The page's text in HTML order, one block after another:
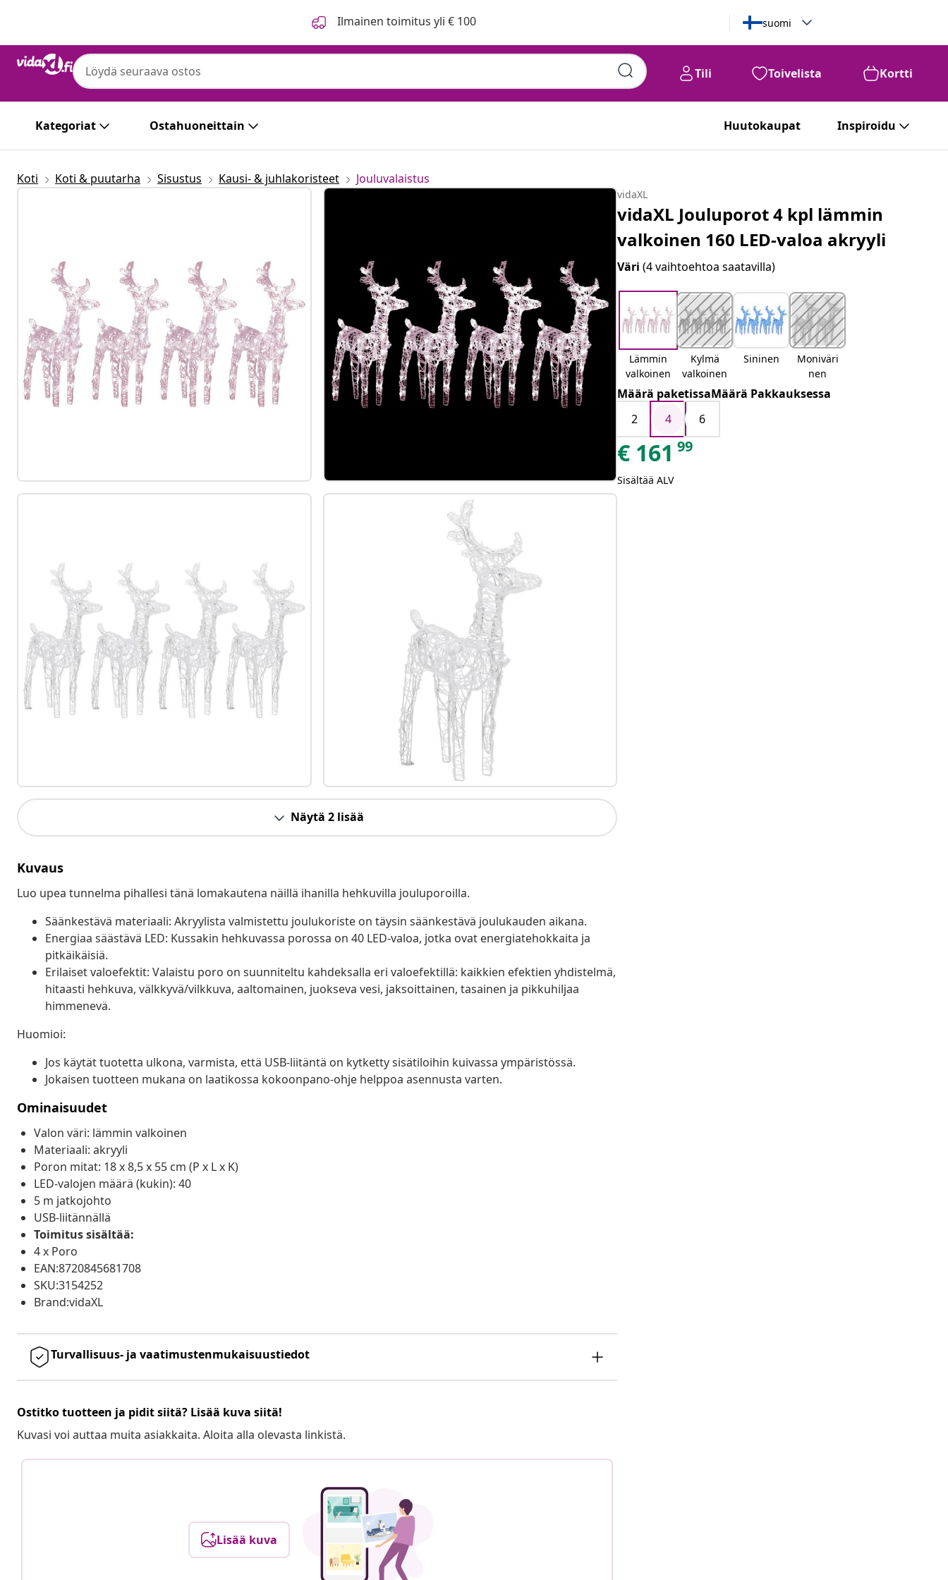
Ilmainen toimitus yli € 100 suomi
Tili Toivelista Kortti
Kategoriat Ostahuoneittain Huutokaupat Inspiroidu
Koti Koti & puutarha Sisustus Kausi- & juhlakoristeet Jouluvalaistus
Näytä 2 lisää
Kuvaus
Luo upea tunnelma pihallesi tänä lomakautena näillä ihanilla hehkuvilla jouluporoilla.
Säänkestävä materiaali: Akryylista valmistettu joulukoriste on täysin säänkestävä joulukauden aikana.
Energiaa säästävä LED: Kussakin hehkuvassa porossa on 40 LED-valoa, jotka ovat energiatehokkaita ja
pitkäikäisiä.
Erilaiset valoefektit: Valaistu poro on suunniteltu kahdeksalla eri valoefektillä: kaikkien efektien yhdistelmä,
hitaasti hehkuva, välkkyvä/vilkkuva, aaltomainen, juokseva vesi, jaksoittainen, tasainen ja pikkuhiljaa
himmenevä.
Huomioi:
Jos käytät tuotetta ulkona, varmista, että USB-liitäntä on kytketty sisätiloihin kuivassa ympäristössä.
Jokaisen tuotteen mukana on laatikossa kokoonpano-ohje helppoa asennusta varten.
Ominaisuudet
Valon väri: lämmin valkoinen
Materiaali: akryyli
Poron mitat: 18 x 8,5 x 55 cm (P x L x K)
LED-valojen määrä (kukin): 40
5 m jatkojohto
USB-liitännällä
Toimitus sisältää:
4 x Poro
EAN:8720845681708
SKU:3154252
Brand:vidaXL
Turvallisuus- ja vaatimustenmukaisuustiedot
Ostitko tuotteen ja pidit siitä? Lisää kuva siitä!
Kuvasi voi auttaa muita asiakkaita. Aloita alla olevasta linkistä.
Lisää kuva
vidaXL
vidaXL Jouluporot 4 kpl lämmin
valkoinen 160 LED-valoa akryyli
Väri(4 vaihtoehtoa saatavilla)
Lämmin
valkoinen
Kylmä
valkoinen
Sininen
Moniväri
nen
Määrä paketissaMäärä Pakkauksessa
2
4 6
€ 161 99
Sisältää ALV